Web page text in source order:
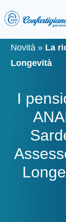
Novità » La
Longevità
I